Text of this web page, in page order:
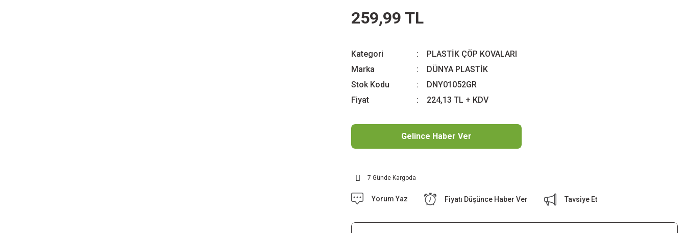
259,99 TL
Kategori
PLASTİK ÇÖP KOVALARI
Marka
DÜNYA PLASTİK
Stok Kodu
DNY01052GR
Fiyat
224,13 TL + KDV
Gelince Haber Ver
7 Günde Kargoda
Yorum Yaz Fiyatı Düşünce Haber Ver Tavsiye Et